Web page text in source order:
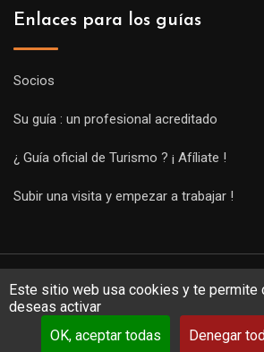
Este sitio web usa cookies y te permite
deseas activar
OK, aceptar todas
Denegar
Enlaces para los guías
Socios
Su guía : un profesional acreditado
¿ Guía oficial de Turismo ? ¡ Afíliate !
Subir una visita y empezar a trabajar !